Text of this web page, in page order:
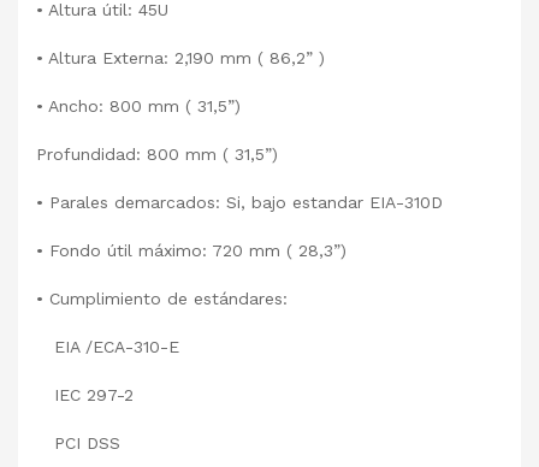
• Altura útil: 45U
• Altura Externa: 2,190 mm ( 86,2” )
• Ancho: 800 mm ( 31,5”)
Profundidad: 800 mm ( 31,5”)
• Parales demarcados: Si, bajo estandar EIA-310D
• Fondo útil máximo: 720 mm ( 28,3”)
• Cumplimiento de estándares:
EIA /ECA-310-E
IEC 297-2
PCI DSS